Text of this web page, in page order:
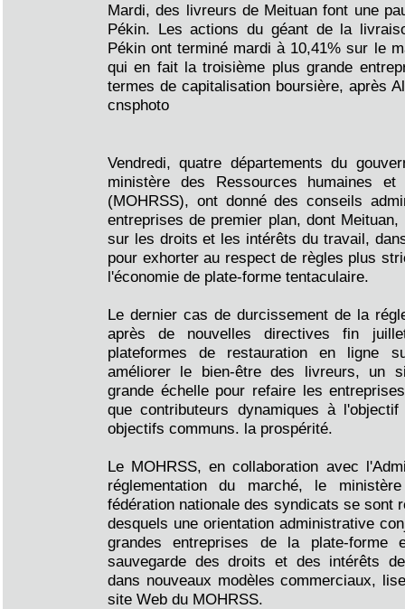
Mardi, des livreurs de Meituan font une
Pékin. Les actions du géant de la
Pékin ont terminé mardi à 10,41% sur le
qui en fait la troisième plus grande
termes de capitalisation boursière, après
cnsphoto
Vendredi, quatre départements du
ministère des Ressources humaines
(MOHRSS), ont donné des conseils
entreprises de premier plan, dont Meituan,
sur les droits et les intérêts du travail,
pour exhorter au respect de règles plus
l'économie de plate-forme tentaculaire.
Le dernier cas de durcissement de la
après de nouvelles directives fin
plateformes de restauration en ligne
améliorer le bien-être des livreurs, un
grande échelle pour refaire les
que contributeurs dynamiques à
objectifs communs. la prospérité.
Le MOHRSS, en collaboration avec
réglementation du marché, le
fédération nationale des syndicats se sont
desquels une orientation administrative
grandes entreprises de la plate-
sauvegarde des droits et des intérêts
dans nouveaux modèles commerciaux,
site Web du MOHRSS.